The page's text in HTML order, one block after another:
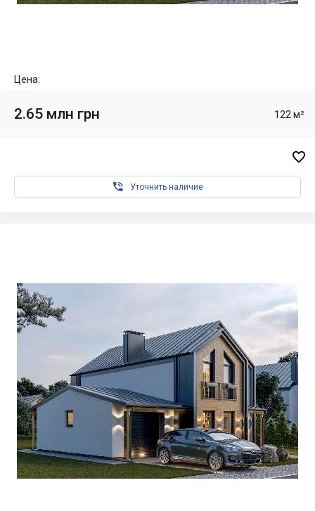
Цена:
2.65 млн грн 122 м²

 Уточнить наличие